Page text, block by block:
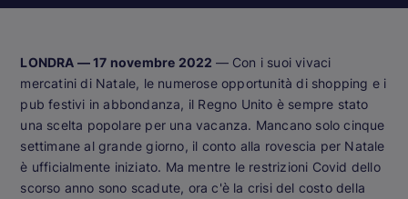
LONDRA — 17 novembre 2022 — Con i suoi vivaci
mercatini di Natale, le numerose opportunità di shopping e i
pub festivi in abbondanza, il Regno Unito è sempre stato
una scelta popolare per una vacanza. Mancano solo cinque
settimane al grande giorno, il conto alla rovescia per Natale
è ufficialmente iniziato. Ma mentre le restrizioni Covid dello
scorso anno sono scadute, ora c'è la crisi del costo della